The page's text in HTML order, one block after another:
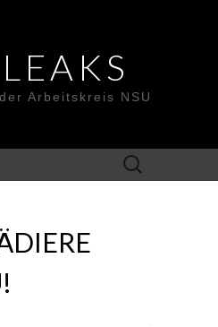
Arbeitskreis NSU
Suche
nach: